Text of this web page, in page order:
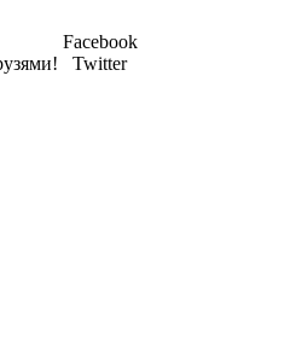
Facebook
Twitter